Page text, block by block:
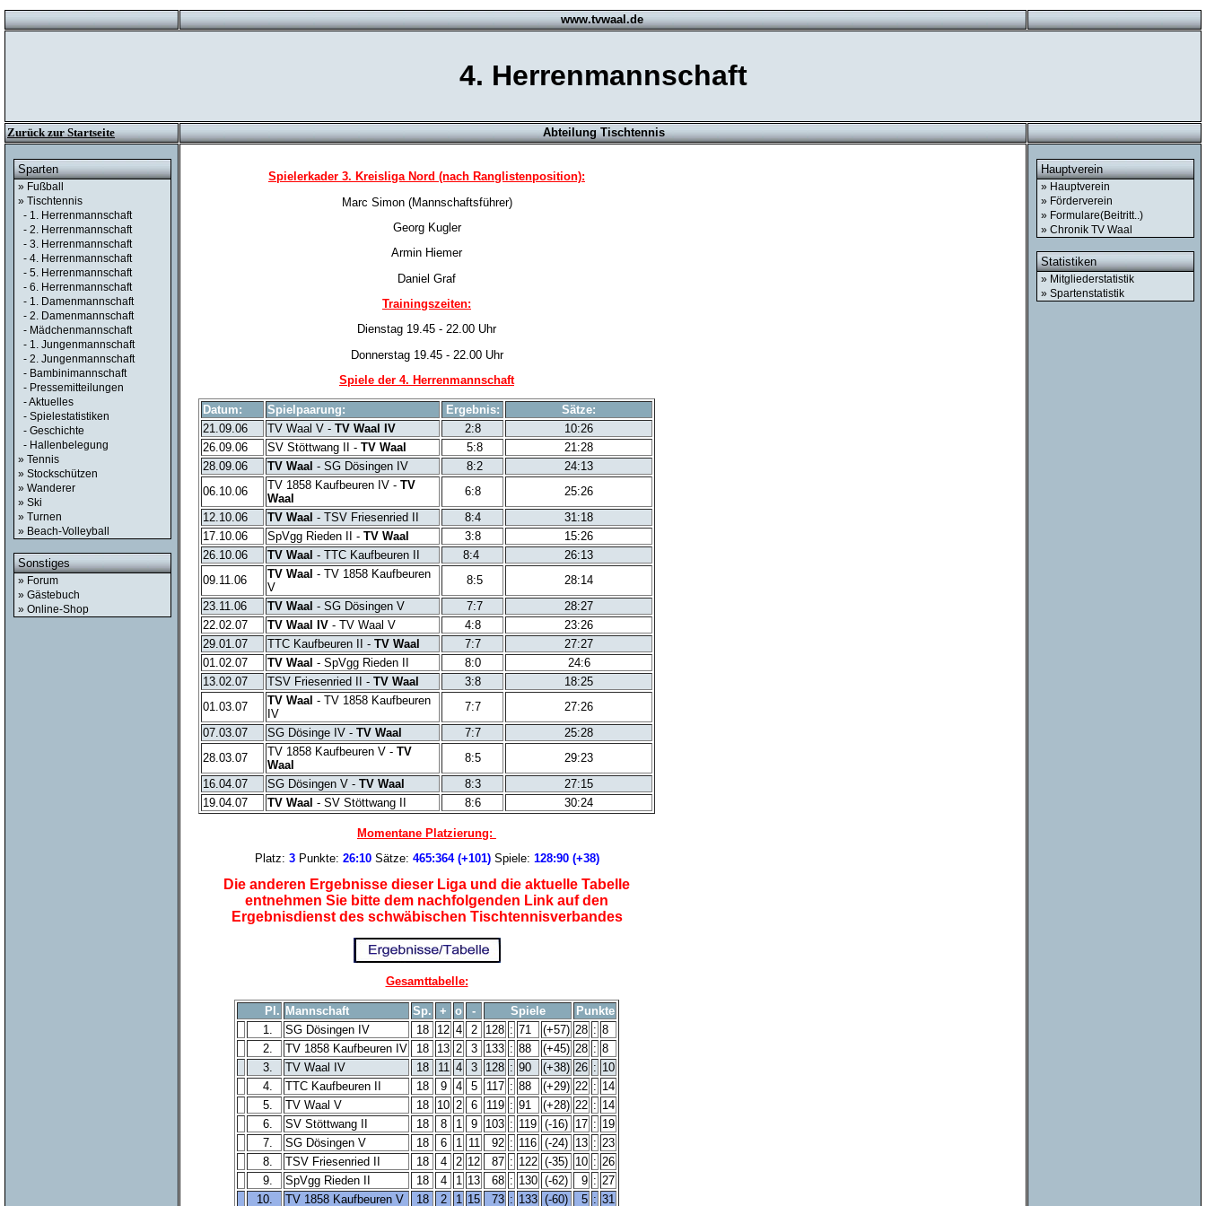
www.tvwaal.de
4. Herrenmannschaft
Zurück zur Startseite Abteilung Tischtennis
Sparten
» Fußball
» Tischtennis
- 1. Herrenmannschaft
- 2. Herrenmannschaft
- 3. Herrenmannschaft
- 4. Herrenmannschaft
- 5. Herrenmannschaft
- 6. Herrenmannschaft
- 1. Damenmannschaft
- 2. Damenmannschaft
- Mädchenmannschaft
- 1. Jungenmannschaft
- 2. Jungenmannschaft
- Bambinimannschaft
- Pressemitteilungen
- Aktuelles
- Spielestatistiken
- Geschichte
- Hallenbelegung
» Tennis
» Stockschützen
» Wanderer
» Ski
» Turnen
» Beach-Volleyball
Sonstiges
» Forum
» Gästebuch
» Online-Shop
Spielerkader 3. Kreisliga Nord (nach Ranglistenposition):
Marc Simon (Mannschaftsführer)
Georg Kugler
Armin Hiemer
Daniel Graf
Trainingszeiten:
Dienstag 19.45 - 22.00 Uhr
Donnerstag 19.45 - 22.00 Uhr
Spiele der 4. Herrenmannschaft
Datum: Spielpaarung: Ergebnis:
Sätze:
21.09.06
TV Waal V - TV Waal IV 2:8
10:26
26.09.06
SV Stöttwang II - TV Waal 5:8
21:28
28.09.06
TV Waal - SG Dösingen IV 8:2
24:13
06.10.06
TV 1858 Kaufbeuren IV - TV
Waal
6:8
25:26
12.10.06
TV Waal - TSV Friesenried II 8:4
31:18
17.10.06
SpVgg Rieden II - TV Waal 3:8
15:26
26.10.06
TV Waal - TTC Kaufbeuren II 8:4
26:13
09.11.06
TV Waal - TV 1858 Kaufbeuren
V
8:5
28:14
23.11.06
TV Waal - SG Dösingen V 7:7
28:27
22.02.07
TV Waal IV - TV Waal V 4:8
23:26
29.01.07
TTC Kaufbeuren II - TV Waal 7:7
27:27
01.02.07
TV Waal - SpVgg Rieden II 8:0
24:6
13.02.07
TSV Friesenried II - TV Waal 3:8
18:25
01.03.07
TV Waal - TV 1858 Kaufbeuren
IV
7:7
27:26
07.03.07
SG Dösinge IV - TV Waal 7:7
25:28
28.03.07
TV 1858 Kaufbeuren V - TV
Waal
8:5
29:23
16.04.07
SG Dösingen V - TV Waal 8:3
27:15
19.04.07
TV Waal - SV Stöttwang II 8:6 30:24
Momentane Platzierung:
Platz: 3 Punkte: 26:10Sätze: 465:364 (+101) Spiele: 128:90 (+38)
Die anderen Ergebnisse dieser Liga und die aktuelle Tabelle
entnehmen Sie bitte dem nachfolgenden Link auf den
Ergebnisdienst des schwäbischen Tischtennisverbandes
Gesamttabelle:
Pl. Mannschaft Sp. + o - Spiele
Punkte
1.
SG Dösingen IV 18 12 4 2 128 : 71 (+57) 28 : 8
2.
TV 1858 Kaufbeuren IV 18 13 2 3 133 : 88 (+45) 28 : 8
3.
TV Waal IV 18 11 4 3 128 : 90 (+38) 26 : 10
4.
TTC Kaufbeuren II 18 9 4 5 117 : 88 (+29) 22 : 14
5.
TV Waal V 18 10 2 6 119 : 91 (+28) 22 : 14
6.
SV Stöttwang II 18 8 1 9 103 : 119 (-16) 17 : 19
7.
SG Dösingen V 18 6 1 11 92 : 116 (-24) 13 : 23
8.
TSV Friesenried II 18 4 2 12 87 : 122 (-35) 10 : 26
9.
SpVgg Rieden II 18 4 1 13 68 : 130 (-62) 9 : 27
10.
TV 1858 Kaufbeuren V 18 2 1 15 73 : 133 (-60) 5 : 31
Hauptverein
» Hauptverein
» Förderverein
» Formulare(Beitritt..)
» Chronik TV Waal
Statistiken
» Mitgliederstatistik
» Spartenstatistik